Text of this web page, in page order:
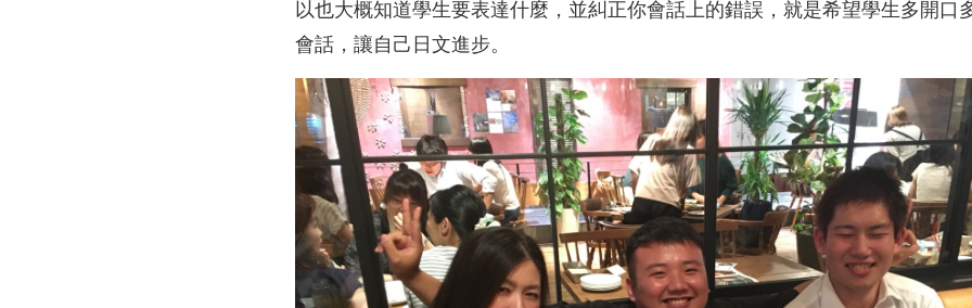
以也大概知道學生要表達什麼，並糾正你會話上的錯誤，就是希望學生多開口
會話，讓自己日文進步。